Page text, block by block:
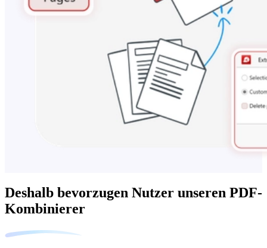
Deshalb bevorzugen Nutzer unseren PDF-
Kombinierer